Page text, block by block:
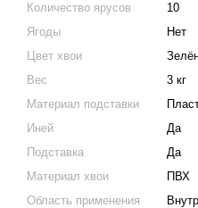
Количество ярусов
10
Ягоды
Нет
Цвет хвои
Вес
3 кг
Материал подставки
Иней
Да
Подставка
Да
Материал хвои
ПВХ
Область применения